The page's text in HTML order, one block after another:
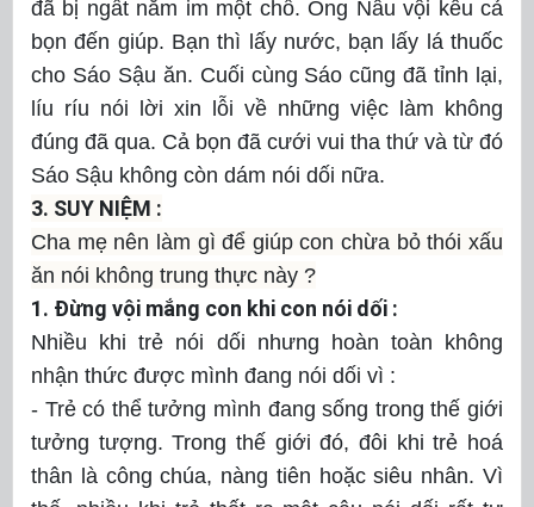
đã bị ngất nằm im một chỗ. Ong Nâu vội kêu cả
bọn đến giúp. Bạn thì lấy nước, bạn lấy lá thuốc
cho Sáo Sậu ăn. Cuối cùng Sáo cũng đã tỉnh lại,
líu ríu nói lời xin lỗi về những việc làm không
đúng đã qua. Cả bọn đã cưới vui tha thứ và từ đó
Sáo Sậu không còn dám nói dối nữa.
3. SUY NIỆM :
Cha mẹ nên làm gì để giúp con chừa bỏ thói xấu
ăn nói không trung thực này ?
1. Đừng vội mắng con khi con nói dối :
Nhiều khi trẻ nói dối nhưng hoàn toàn không
nhận thức được mình đang nói dối vì :
- Trẻ có thể tưởng mình đang sống trong thế giới
tưởng tượng. Trong thế giới đó, đôi khi trẻ hoá
thân là công chúa, nàng tiên hoặc siêu nhân. Vì